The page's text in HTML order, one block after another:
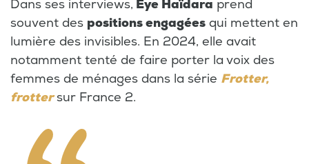
Dans ses interviews, Eye Haïdara prend
souvent des positions engagées qui mettent en
lumière des invisibles. En 2024, elle avait
notamment tenté de faire porter la voix des
femmes de ménages dans la série Frotter,
frottersur France 2.